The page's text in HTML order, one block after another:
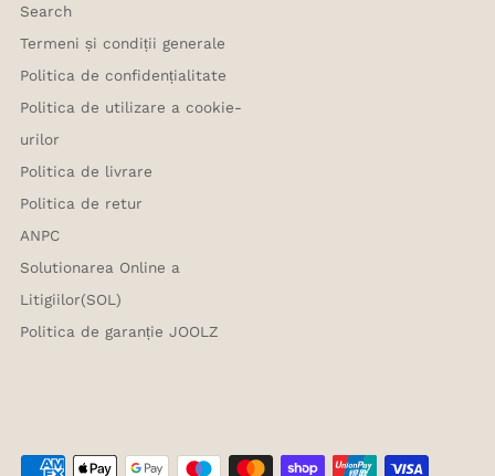
Search
Termeni și condiții generale
Politica de confidențialitate
Politica de utilizare a cookie-
urilor
Politica de livrare
Politica de retur
ANPC
Solutionarea Online a
Litigiilor(SOL)
Politica de garanție JOOLZ